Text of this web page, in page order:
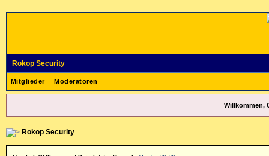
Rokop Security
Mitglieder Moderatoren
Willkommen,
Rokop Security